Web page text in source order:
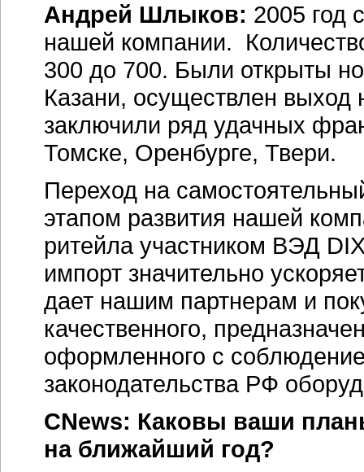
Андрей Шлыков: 2005 год
нашей компании.
300 до 700. Были открыты
Казани, осуществлен
заключили ряд удачных
Томске, Оренбурге, Твери.
Переход на
этапом развития нашей
ритейла участником ВЭД
импорт значительно
дает нашим партнерам и
качественного,
оформленного с
законодательства РФ
CNews: Каковы ваши
на ближайший год?